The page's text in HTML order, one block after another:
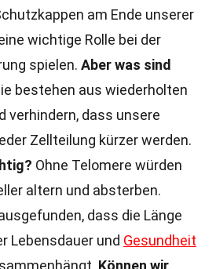
am Ende unserer
wichtige Rolle bei der
spielen. Aber was sind
bestehen aus wiederholten
verhindern, dass unsere
Zellteilung kürzer werden.
Ohne Telomere würden
altern und absterben.
dass die Länge
Lebensdauer und Gesundheit
Können wir